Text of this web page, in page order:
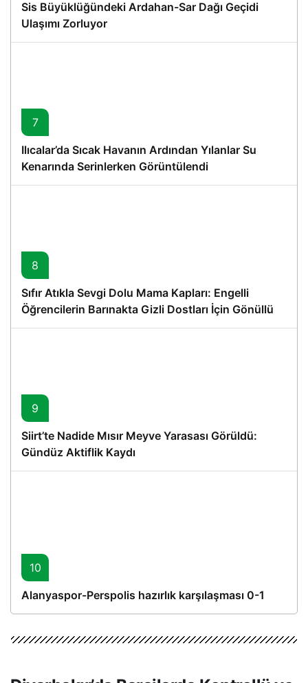
Sis Büyüklüğündeki Ardahan-Sar Dağı Geçidi
Ulaşımı Zorluyor
7
Ilıcalar’da Sıcak Havanın Ardından Yılanlar Su
Kenarında Serinlerken Görüntülendi
8
Sıfır Atıkla Sevgi Dolu Mama Kapları: Engelli
Öğrencilerin Barınakta Gizli Dostları İçin Gönüllü
Proje
9
Siirt’te Nadide Mısır Meyve Yarasası Görüldü:
Gündüz Aktiflik Kaydı
10
Alanyaspor-Perspolis hazırlık karşılaşması 0-1